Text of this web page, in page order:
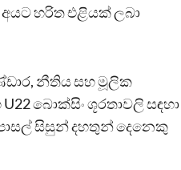
හරිත එළියක් ලබා
නීතිය සහ මූලික
බොක්සිං ශූරතාවලි සඳහා
සිසුන් දහතුන් දෙනෙකු